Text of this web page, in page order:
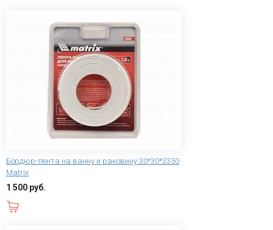
Бордюр-лента на ванну и раковину 30*30*3350
Matrix
1 500 руб.